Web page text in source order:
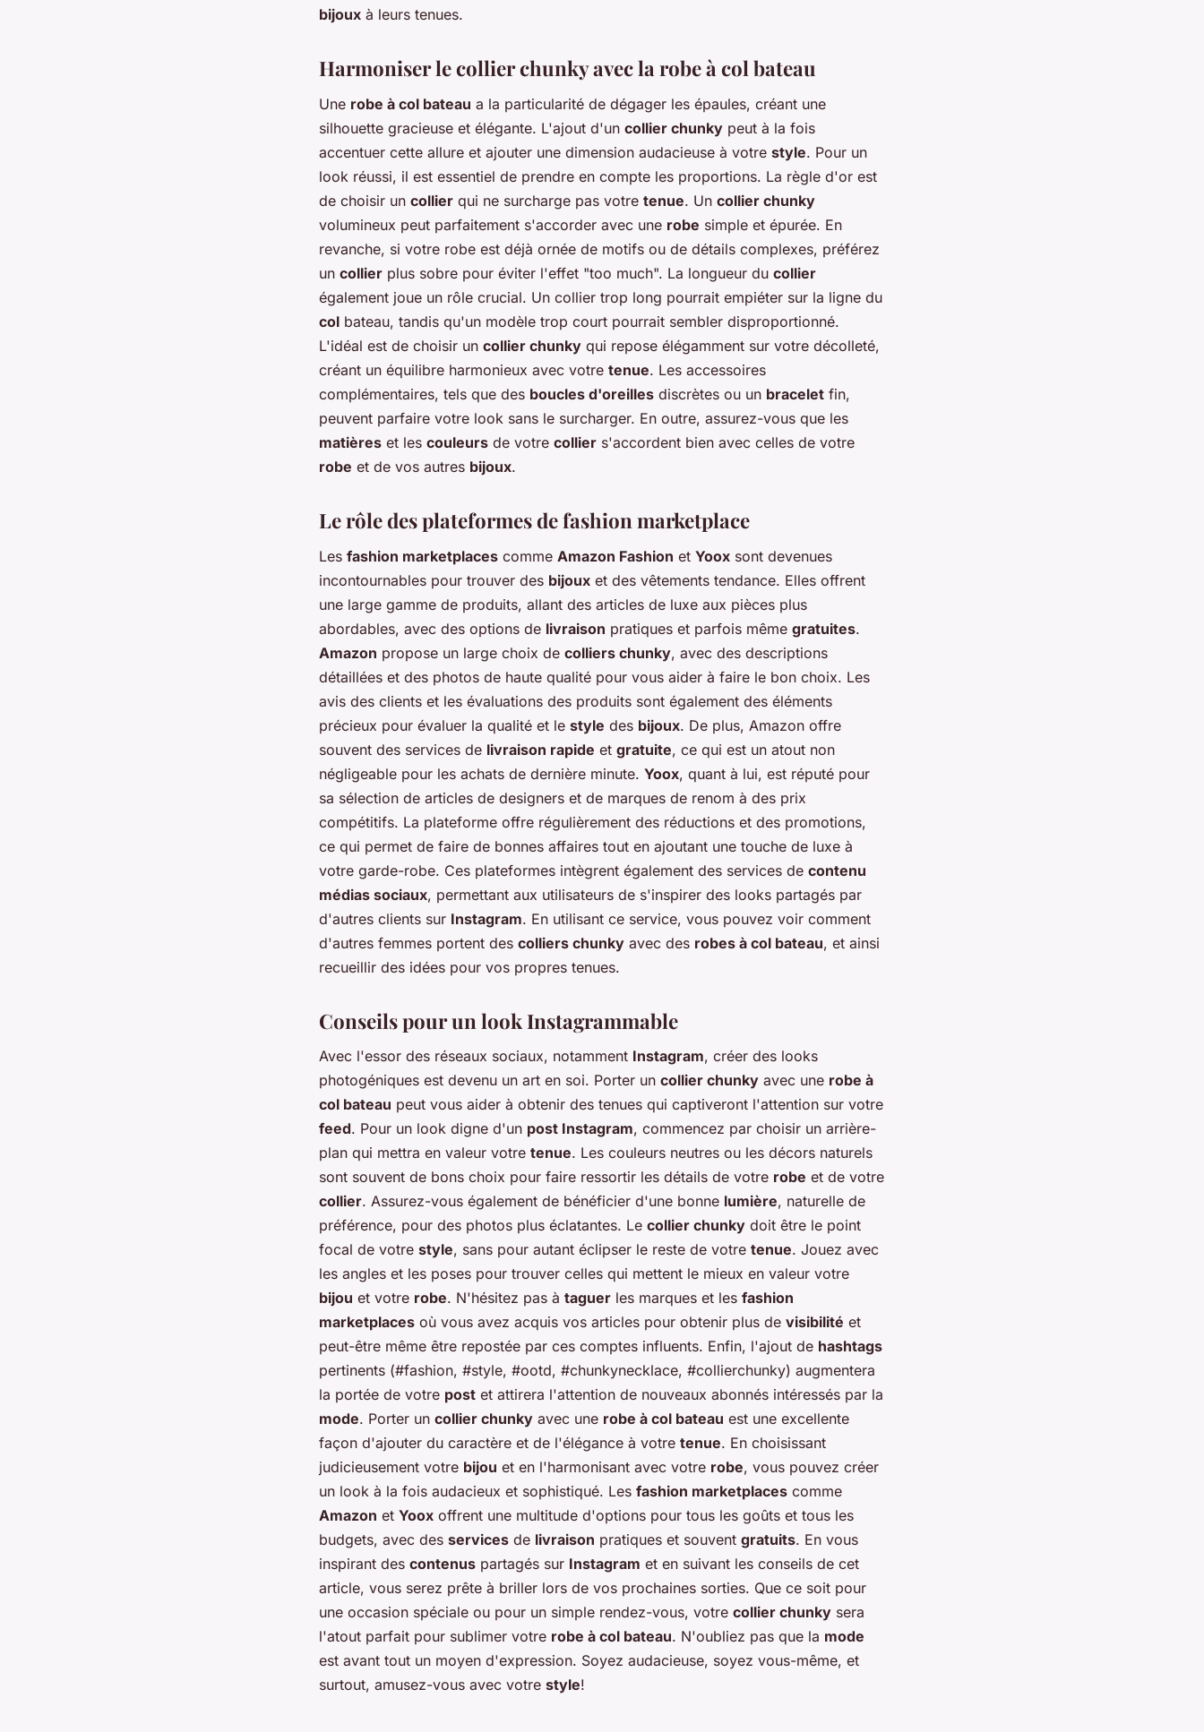
bijoux à leurs tenues.
Harmoniser le collier chunky avec la robe à col bateau
Une robe à col bateau a la particularité de dégager les épaules, créant une
silhouette gracieuse et élégante. L'ajout d'un collier chunky peut à la fois
accentuer cette allure et ajouter une dimension audacieuse à votre style. Pour un
look réussi, il est essentiel de prendre en compte les proportions. La règle d'or est
de choisir un collier qui ne surcharge pas votre tenue. Un collier chunky
volumineux peut parfaitement s'accorder avec une robe simple et épurée. En
revanche, si votre robe est déjà ornée de motifs ou de détails complexes, préférez
un collier plus sobre pour éviter l'effet "too much". La longueur du collier
également joue un rôle crucial. Un collier trop long pourrait empiéter sur la ligne du
col bateau, tandis qu'un modèle trop court pourrait sembler disproportionné.
L'idéal est de choisir un collier chunky qui repose élégamment sur votre décolleté,
créant un équilibre harmonieux avec votre tenue. Les accessoires
complémentaires, tels que des boucles d'oreilles discrètes ou un bracelet fin,
peuvent parfaire votre look sans le surcharger. En outre, assurez-vous que les
matières et les couleurs de votre collier s'accordent bien avec celles de votre
robe et de vos autres bijoux.
Le rôle des plateformes de fashion marketplace
Les fashion marketplaces comme Amazon Fashion et Yoox sont devenues
incontournables pour trouver des bijoux et des vêtements tendance. Elles offrent
une large gamme de produits, allant des articles de luxe aux pièces plus
abordables, avec des options de livraison pratiques et parfois même gratuites.
Amazon propose un large choix de colliers chunky, avec des descriptions
détaillées et des photos de haute qualité pour vous aider à faire le bon choix. Les
avis des clients et les évaluations des produits sont également des éléments
précieux pour évaluer la qualité et le style des bijoux. De plus, Amazon offre
souvent des services de livraison rapide et gratuite, ce qui est un atout non
négligeable pour les achats de dernière minute. Yoox, quant à lui, est réputé pour
sa sélection de articles de designers et de marques de renom à des prix
compétitifs. La plateforme offre régulièrement des réductions et des promotions,
ce qui permet de faire de bonnes affaires tout en ajoutant une touche de luxe à
votre garde-robe. Ces plateformes intègrent également des services de contenu
médias sociaux, permettant aux utilisateurs de s'inspirer des looks partagés par
d'autres clients sur Instagram. En utilisant ce service, vous pouvez voir comment
d'autres femmes portent des colliers chunky avec des robes à col bateau, et ainsi
recueillir des idées pour vos propres tenues.
Conseils pour un look Instagrammable
Avec l'essor des réseaux sociaux, notamment Instagram, créer des looks
photogéniques est devenu un art en soi. Porter un collier chunky avec une robe à
col bateau peut vous aider à obtenir des tenues qui captiveront l'attention sur votre
feed. Pour un look digne d'un post Instagram, commencez par choisir un arrière-
plan qui mettra en valeur votre tenue. Les couleurs neutres ou les décors naturels
sont souvent de bons choix pour faire ressortir les détails de votre robe et de votre
collier. Assurez-vous également de bénéficier d'une bonne lumière, naturelle de
préférence, pour des photos plus éclatantes. Le collier chunky doit être le point
focal de votre style, sans pour autant éclipser le reste de votre tenue. Jouez avec
les angles et les poses pour trouver celles qui mettent le mieux en valeur votre
bijou et votre robe. N'hésitez pas à taguer les marques et les fashion
marketplaces où vous avez acquis vos articles pour obtenir plus de visibilité et
peut-être même être repostée par ces comptes influents. Enfin, l'ajout de hashtags
pertinents (#fashion, #style, #ootd, #chunkynecklace, #collierchunky) augmentera
la portée de votre post et attirera l'attention de nouveaux abonnés intéressés par la
mode. Porter un collier chunky avec une robe à col bateau est une excellente
façon d'ajouter du caractère et de l'élégance à votre tenue. En choisissant
judicieusement votre bijou et en l'harmonisant avec votre robe, vous pouvez créer
un look à la fois audacieux et sophistiqué. Les fashion marketplaces comme
Amazon et Yoox offrent une multitude d'options pour tous les goûts et tous les
budgets, avec des services de livraison pratiques et souvent gratuits. En vous
inspirant des contenus partagés sur Instagram et en suivant les conseils de cet
article, vous serez prête à briller lors de vos prochaines sorties. Que ce soit pour
une occasion spéciale ou pour un simple rendez-vous, votre collier chunky sera
l'atout parfait pour sublimer votre robe à col bateau. N'oubliez pas que la mode
est avant tout un moyen d'expression. Soyez audacieuse, soyez vous-même, et
surtout, amusez-vous avec votre style!